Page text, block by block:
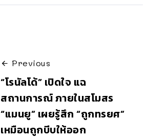
Previous
“โรนัลโด้” เปิดใจ แฉ
สถานการณ์ ภายในสโมสร
“แมนยู” เผยรู้สึก “ถูกทรยศ”
เหมือนถูกบีบให้ออก